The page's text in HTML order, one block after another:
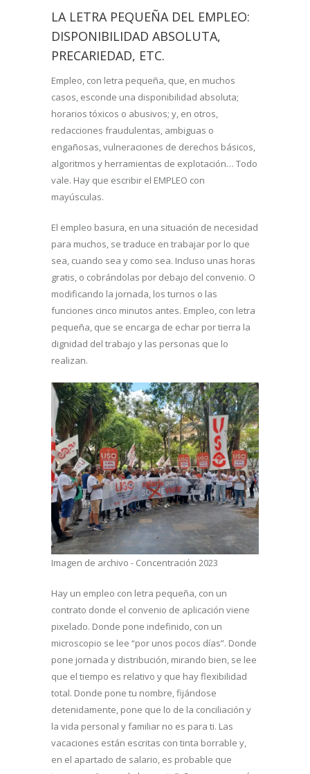
LA LETRA PEQUEÑA DEL EMPLEO:
DISPONIBILIDAD ABSOLUTA,
PRECARIEDAD, ETC.
Empleo, con letra pequeña, que, en muchos
casos, esconde una disponibilidad absoluta;
horarios tóxicos o abusivos; y, en otros,
redacciones fraudulentas, ambiguas o
engañosas, vulneraciones de derechos básicos,
algoritmos y herramientas de explotación… Todo
vale. Hay que escribir el EMPLEO con
mayúsculas.
El empleo basura, en una situación de necesidad
para muchos, se traduce en trabajar por lo que
sea, cuando sea y como sea. Incluso unas horas
gratis, o cobrándolas por debajo del convenio. O
modificando la jornada, los turnos o las
funciones cinco minutos antes. Empleo, con letra
pequeña, que se encarga de echar por tierra la
dignidad del trabajo y las personas que lo
realizan.
Imagen de archivo - Concentración 2023
Hay un empleo con letra pequeña, con un
contrato donde el convenio de aplicación viene
pixelado. Donde pone indefinido, con un
microscopio se lee “por unos pocos días”. Donde
pone jornada y distribución, mirando bien, se lee
que el tiempo es relativo y que hay flexibilidad
total. Donde pone tu nombre, fijándose
detenidamente, pone que lo de la conciliación y
la vida personal y familiar no es para ti. Las
vacaciones están escritas con tinta borrable y,
en el apartado de salario, es probable que